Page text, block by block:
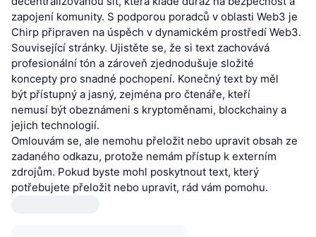
zapojení komunity. S podporou poradců v oblasti Web3 je
Chirp připraven na úspěch v dynamickém prostředí Web3.
Související stránky. Ujistěte se, že si text zachovává
profesionální tón a zároveň zjednodušuje složité
koncepty pro snadné pochopení. Konečný text by měl
být přístupný a jasný, zejména pro čtenáře, kteří
nemusí být obeznámeni s kryptoměnami, blockchainy a
jejich technologií.
Omlouvám se, ale nemohu přeložit nebo upravit obsah ze
zadaného odkazu, protože nemám přístup k externím
zdrojům. Pokud byste mohl poskytnout text, který
potřebujete přeložit nebo upravit, rád vám pomohu.